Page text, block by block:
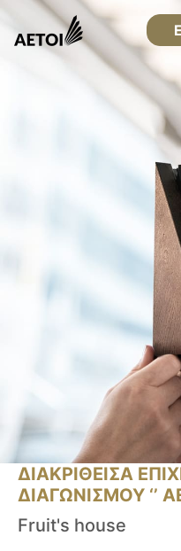
ΔΙΑΚΡΙΘΕΙΣΑ
ΔΙΑΓΩΝΙΣΜΟΥ ‘’
Fruit's house